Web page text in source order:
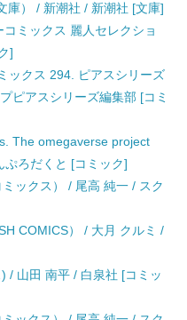
庫） / 新潮社 / 新潮社 [文庫]
ミックス 麗人セレクショ
]
ックス 294. ピアスシリーズ
ピアスシリーズ編集部 [コミ
The omegaverse project
ろだくと [コミック]
ックス） / 尾高 純一 / スク
COMICS） / 大月 クルミ /
/ 山田 南平 / 白泉社 [コミッ